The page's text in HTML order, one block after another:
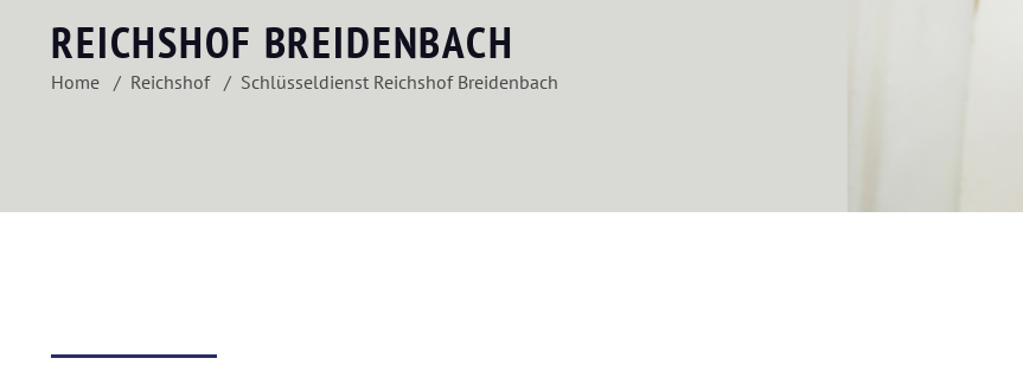
REICHSHOF BREIDENBACH
Home Reichshof Schlüsseldienst Reichshof Breidenbach